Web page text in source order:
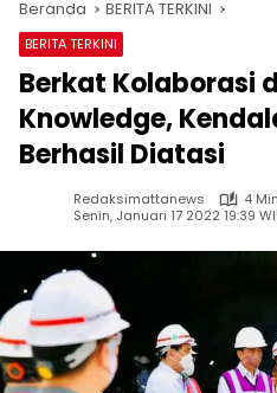
Beranda BERITA TERKINI
BERITA TERKINI
Berkat Kolaborasi
Knowledge,
Berhasil Diatasi
Redaksimattanews
4
Senin, Januari 17 2022 19:39